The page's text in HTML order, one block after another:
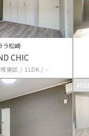
ラ松崎
CHIC
東区 / 1LDK / -
FULL